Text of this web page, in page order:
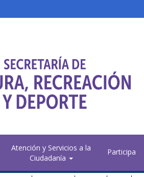
Atención y Servicios a la
Ciudadanía
Participa